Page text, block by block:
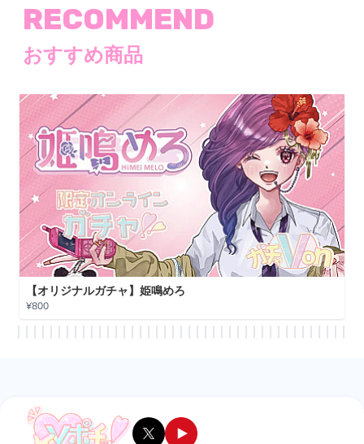
RECOMMEND
おすすめ商品
【オリジナルガチャ】姫鳴めろ
¥800